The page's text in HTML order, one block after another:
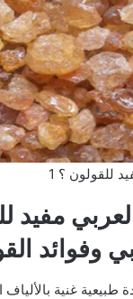
للقولون ؟ 1
مفيد
وفوائد
طبيعية غنية